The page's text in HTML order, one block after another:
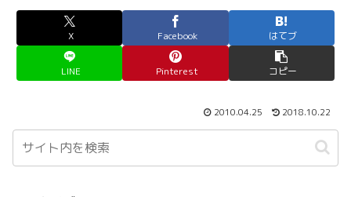
X Facebook はてブ
LINE Pinterest コピー
2010.04.25 2018.10.22